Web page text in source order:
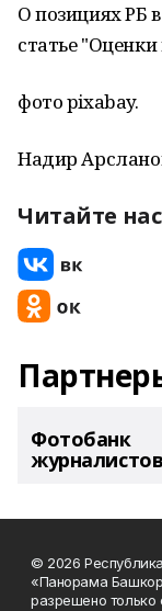
О позициях РБ
статье
фото pixabay.
Надир
Читайте нас
Фотобанк
© 2026
«Панорама
разрешено только